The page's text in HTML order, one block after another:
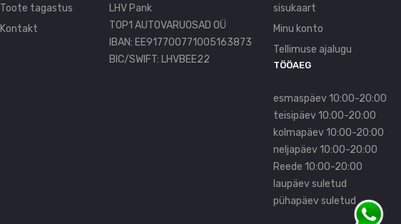
Toote tagastus
Kontakt
LHV Pank
TOP1 AUTOVARUOSAD OÜ
IBAN: EE917700771005163873
BIC/SWIFT: LHVBEE22
sisukaart
Minu konto
Tellimuse ajalugu
TÖÖAEG
esmaspäev 10:00-20:00
teisipäev 10:00-20:00
kolmapäev 10:00-20:00
neljapäev 10:00-20:00
Reede 10:00-20:00
laupäev suletud
pühapäev suletud